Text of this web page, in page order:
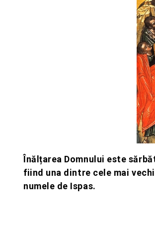
Înălțarea Domnului este
fiind una dintre cele mai
numele de Ispas.